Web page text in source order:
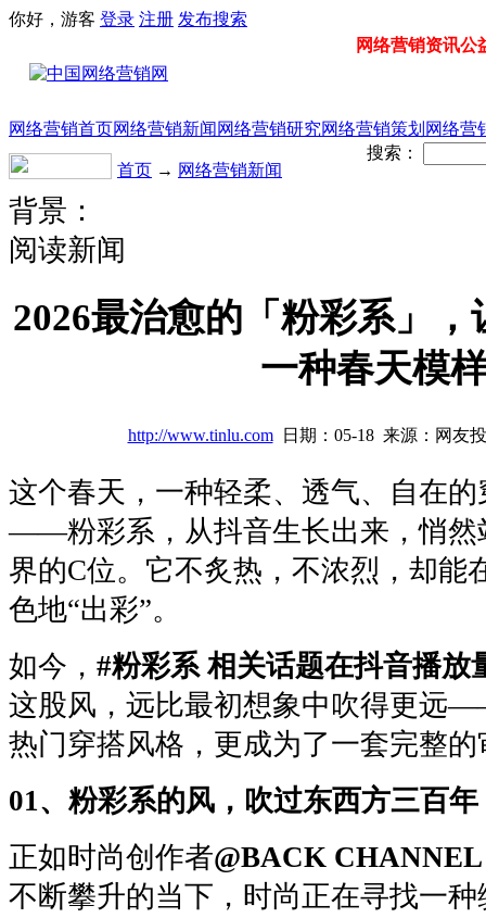
你好，游客 登录 注册 发布搜索
网络营销资讯公
网络营销首页网络营销新闻 网络营销研究网络营销策划 网络营
首页 → 网络营销新闻
搜索：
背景：
阅读新闻
2026最治愈的「粉彩系」
一种春天模
http://www.tinlu.com日期：05-18 来源：网友
这个春天，一种轻柔、透气、自在的
——粉彩系，从抖音生长出来，悄然
界的C位。它不炙热，不浓烈，却能
色地“出彩”。
如今， #粉彩系 相关话题在抖音播放
这股风，远比最初想象中吹得更远
热门穿搭风格，更成为了一套完整
01、粉彩系的风，吹过东西方三百年
正如时尚创作者@BACK
不断攀升的当下，时尚正在寻找一